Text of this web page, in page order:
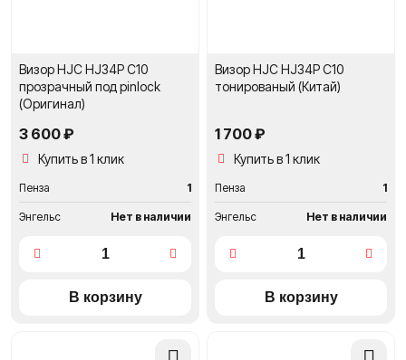
Визор HJC HJ34P C10
прозрачный под pinlock
(Оригинал)
3 600 ₽
Купить в 1 клик
Пенза 1
Энгельс Нет в наличии
Визор HJC HJ34P C10
тонированый (Китай)
1 700 ₽
Купить в 1 клик
Пенза 1
Энгельс Нет в наличии
Добавить